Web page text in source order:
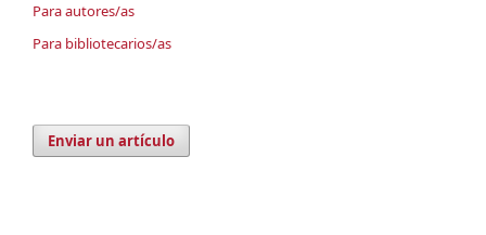
Para autores/as
Para bibliotecarios/as
Enviar un artículo